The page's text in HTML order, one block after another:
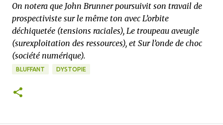
On notera que John Brunner poursuivit son travail de
prospectiviste sur le même ton avec L’orbite
déchiquetée (tensions raciales), Le troupeau aveugle
(surexploitation des ressources), et Sur l’onde de choc
(société numérique).
BLUFFANT DYSTOPIE